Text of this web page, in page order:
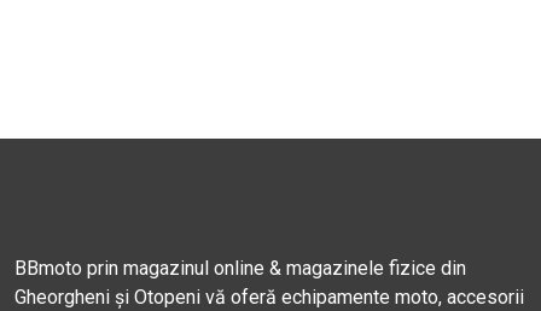
BBmoto prin magazinul online & magazinele fizice din
Gheorgheni și Otopeni vă oferă echipamente moto, accesorii